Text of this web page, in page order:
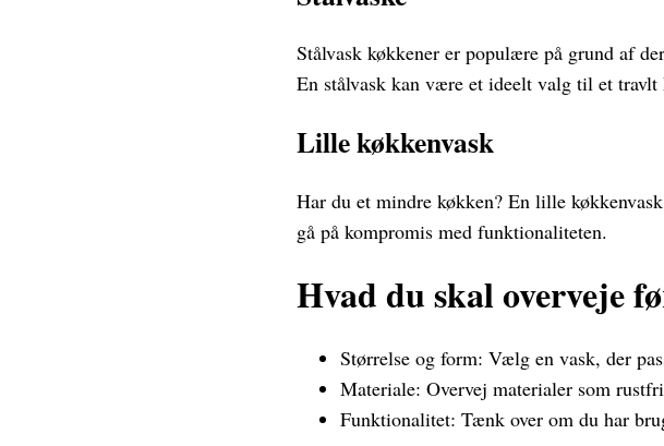
Stålvask køkkener er populære på grund af
En stålvask kan være et ideelt valg til et travlt
Lille køkkenvask
Har du et mindre køkken? En lille
gå på kompromis med funktionaliteten.
Hvad du skal overveje
Størrelse og form: Vælg en vask, der
Materiale: Overvej materialer som
Funktionalitet: Tænk over om du har